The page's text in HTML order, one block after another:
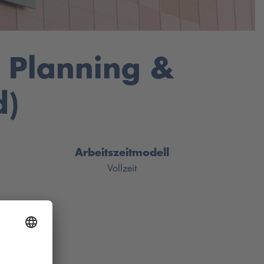
Planning &
Arbeitszeitmodell
Vollzeit